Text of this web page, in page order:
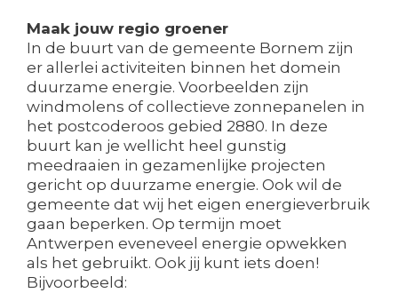
Maak jouw regio groener
In de buurt van de gemeente Bornem zijn
er allerlei activiteiten binnen het domein
duurzame energie. Voorbeelden zijn
windmolens of collectieve zonnepanelen in
het postcoderoos gebied 2880. In deze
buurt kan je wellicht heel gunstig
meedraaien in gezamenlijke projecten
gericht op duurzame energie. Ook wil de
gemeente dat wij het eigen energieverbruik
gaan beperken. Op termijn moet
Antwerpen eveneveel energie opwekken
als het gebruikt. Ook jij kunt iets doen!
Bijvoorbeeld: